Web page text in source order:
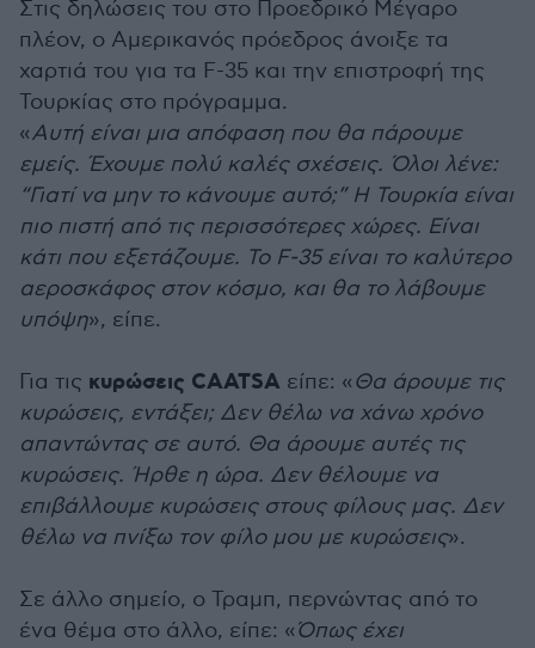
Στις δηλώσεις του στο Προεδρικό Μέγαρο
πλέον, ο Αμερικανός πρόεδρος άνοιξε τα
χαρτιά του για τα F-35 και την επιστροφή της
Τουρκίας στο πρόγραμμα.
«Αυτή είναι μια απόφαση που θα πάρουμε
εμείς. Έχουμε πολύ καλές σχέσεις. Όλοι λένε:
“Γιατί να μην το κάνουμε αυτό;” Η Τουρκία είναι
πιο πιστή από τις περισσότερες χώρες. Είναι
κάτι που εξετάζουμε. Το F-35 είναι το καλύτερο
αεροσκάφος στον κόσμο, και θα το λάβουμε
υπόψη», είπε.
Για τις κυρώσεις CAATSA είπε: «Θα άρουμε τις
κυρώσεις, εντάξει; Δεν θέλω να χάνω χρόνο
απαντώντας σε αυτό. Θα άρουμε αυτές τις
κυρώσεις. Ήρθε η ώρα. Δεν θέλουμε να
επιβάλλουμε κυρώσεις στους φίλους μας. Δεν
θέλω να πνίξω τον φίλο μου με κυρώσεις».
Σε άλλο σημείο, ο Τραμπ, περνώντας από το
ένα θέμα στο άλλο, είπε: «Όπως έχει